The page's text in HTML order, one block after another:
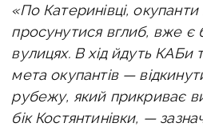
«По Катеринівці,
просунутися вглиб, вже є
вулицях. В хід йдуть КАБи
мета окупантів —
рубежу, який прикриває
бік Костянтинівки, —